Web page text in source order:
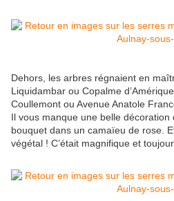
Dehors, les arbres régnaient en
Liquidambar ou Copalme
Coullemont ou Avenue Anatole
Il vous manque une belle décoration
bouquet dans un camaïeu de rose.
végétal ! C’était magnifique et